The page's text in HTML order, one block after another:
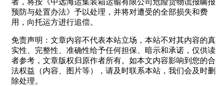
者，将按《中远海运集装箱运输有限公司危险货物谎报瞒报
预防与处置办法》予以处理，并将对遭受的全部损失和费
用，向托运方进行追偿。
免责声明：文章内容不代表本站立场，本站不对其内容的真
实性、完整性、准确性给予任何担保、暗示和承诺，仅供读
者参考，文章版权归原作者所有。如本文内容影响到您的合
法权益（内容、图片等），请及时联系本站，我们会及时删
除处理。